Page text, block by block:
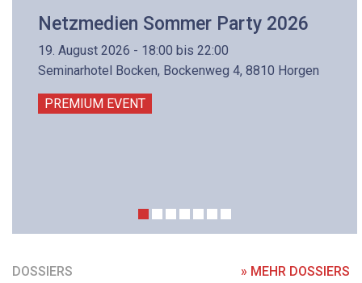
Netzmedien Sommer Party 2026
19. August 2026 - 18:00 bis 22:00
Seminarhotel Bocken, Bockenweg 4, 8810 Horgen
PREMIUM EVENT
DOSSIERS » MEHR DOSSIERS